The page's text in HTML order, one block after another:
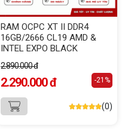
RAM OCPC XT II DDR4
16GB/2666 CL19 AMD &
INTEL EXPO BLACK
2.890.000 đ
2.290.000 đ -21%
(0)